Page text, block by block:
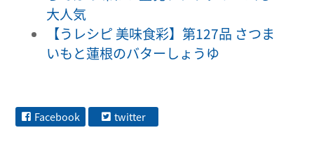
大人気
【うレシピ 美味食彩】第127品 さつま
いもと蓮根のバターしょうゆ
Facebook twitter